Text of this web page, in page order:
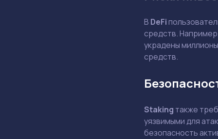
В DeFi
средств.
украдены
средств.
Staking также
уязвимыми для
безопасность